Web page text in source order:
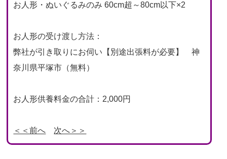
お人形・ぬいぐるみのみ 60cm超～80cm以下×2
お人形の受け渡し方法：
弊社が引き取りにお伺い【別途出張料が必要】 神
奈川県平塚市（無料）
お人形供養料金の合計：2,000円
＜＜前へ 次へ＞＞